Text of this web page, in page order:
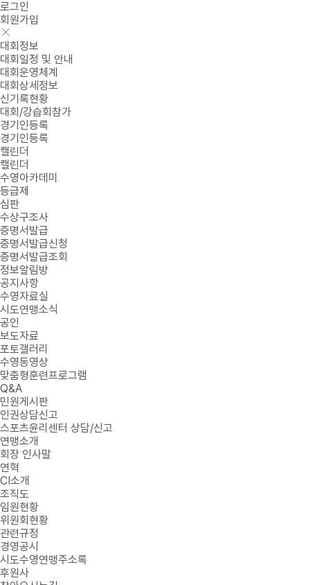
로그인
회원가입
대회정보
대회일정 및 안내
대회운영체계
대회상세정보
신기록현황
대회/강습회참가
경기인등록
경기인등록
캘린더
캘린더
수영아카데미
등급제
심판
수상구조사
증명서발급
증명서발급신청
증명서발급조회
정보알림방
공지사항
수영자료실
시도연맹소식
공인
보도자료
포토갤러리
수영동영상
맞춤형훈련프로그램
Q&A
민원게시판
인권상담신고
스포츠윤리센터 상담/신고
연맹소개
회장 인사말
연혁
CI소개
조직도
임원현황
위원회현황
관련규정
경영공시
시도수영연맹주소록
후원사